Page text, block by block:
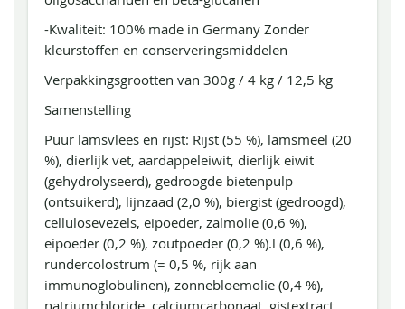
-Kwaliteit: 100% made in Germany Zonder
kleurstoffen en conserveringsmiddelen
Verpakkingsgrootten van 300g / 4 kg / 12,5 kg
Samenstelling
Puur lamsvlees en rijst: Rijst (55 %), lamsmeel (20
%), dierlijk vet, aardappeleiwit, dierlijk eiwit
(gehydrolyseerd), gedroogde bietenpulp
(ontsuikerd), lijnzaad (2,0 %), biergist (gedroogd),
cellulosevezels, eipoeder, zalmolie (0,6 %),
eipoeder (0,2 %), zoutpoeder (0,2 %).l (0,6 %),
rundercolostrum (= 0,5 %, rijk aan
immunoglobulinen), zonnebloemolie (0,4 %),
natriumchloride, calciumcarbonaat, gistextract